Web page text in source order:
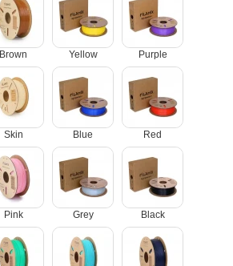
Brown Yellow Purple
Skin Blue Red
Pink Grey Black